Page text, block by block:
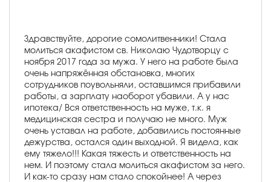
Здравствуйте, дорогие сомолитвенники! Стала
молиться акафистом cв. Николаю Чудотворцу с
ноября 2017 года за мужа. У него на работе была
очень напряжённая обстановка, многих
сотрудников поувольняли, оставшимся прибавили
работы, а зарплату наоборот убавили. А у нас
ипотека/ Вся ответственность на муже, т.к. я
медицинская сестра и получаю не много. Муж
очень уставал на работе, добавились постоянные
дежурства, остался один выходной. Я видела, как
ему тяжело!!! Какая тяжесть и ответственность на
нем. И поэтому стала молиться акафистом за него.
И как-то сразу нам стало спокойнее! А через